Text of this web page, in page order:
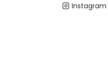
Instagram